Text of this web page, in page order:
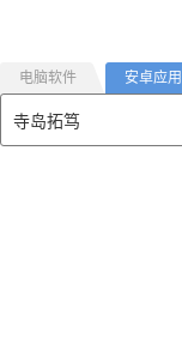
电脑软件 安卓应用